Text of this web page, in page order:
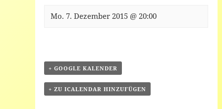
Mo. 7. Dezember 2015 @ 20:00
+ GOOGLE KALENDER
+ ZU ICALENDAR HINZUFÜGEN